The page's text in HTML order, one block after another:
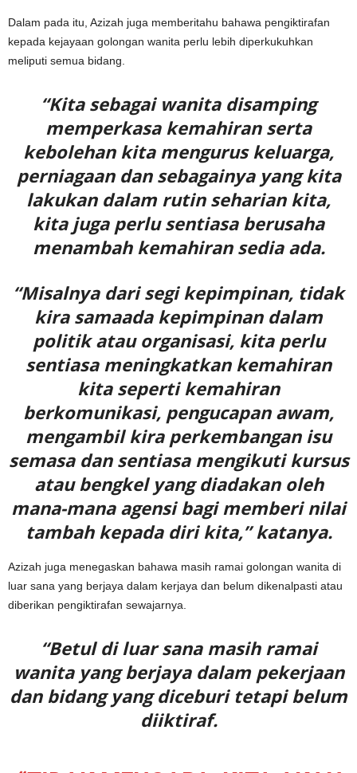
Dalam pada itu, Azizah juga memberitahu bahawa pengiktirafan
kepada kejayaan golongan wanita perlu lebih diperkukuhkan
meliputi semua bidang.
“Kita sebagai wanita disamping
memperkasa kemahiran serta
kebolehan kita mengurus keluarga,
perniagaan dan sebagainya yang kita
lakukan dalam rutin seharian kita,
kita juga perlu sentiasa berusaha
menambah kemahiran sedia ada.
“Misalnya dari segi kepimpinan, tidak
kira samaada kepimpinan dalam
politik atau organisasi, kita perlu
sentiasa meningkatkan kemahiran
kita seperti kemahiran
berkomunikasi, pengucapan awam,
mengambil kira perkembangan isu
semasa dan sentiasa mengikuti kursus
atau bengkel yang diadakan oleh
mana-mana agensi bagi memberi nilai
tambah kepada diri kita,” katanya.
Azizah juga menegaskan bahawa masih ramai golongan wanita di
luar sana yang berjaya dalam kerjaya dan belum dikenalpasti atau
diberikan pengiktirafan sewajarnya.
“Betul di luar sana masih ramai
wanita yang berjaya dalam pekerjaan
dan bidang yang diceburi tetapi belum
diiktiraf.